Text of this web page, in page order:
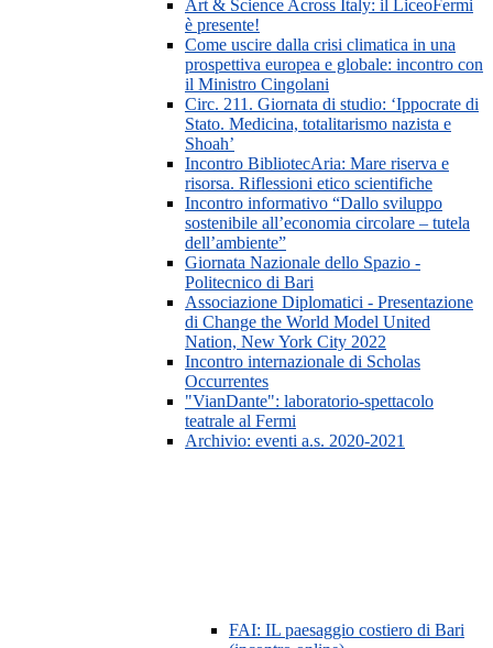
Art & Science Across Italy: il LiceoFermi
è presente!
Come uscire dalla crisi climatica in una
prospettiva europea e globale: incontro con
il Ministro Cingolani
Circ. 211. Giornata di studio: ‘Ippocrate di
Stato. Medicina, totalitarismo nazista e
Shoah’
Incontro BibliotecAria: Mare riserva e
risorsa. Riflessioni etico scientifiche
Incontro informativo “Dallo sviluppo
sostenibile all’economia circolare – tutela
dell’ambiente”
Giornata Nazionale dello Spazio -
Politecnico di Bari
Associazione Diplomatici - Presentazione
di Change the World Model United
Nation, New York City 2022
Incontro internazionale di Scholas
Occurrentes
"VianDante": laboratorio-spettacolo
teatrale al Fermi
Archivio: eventi a.s. 2020-2021
FAI: IL paesaggio costiero di Bari